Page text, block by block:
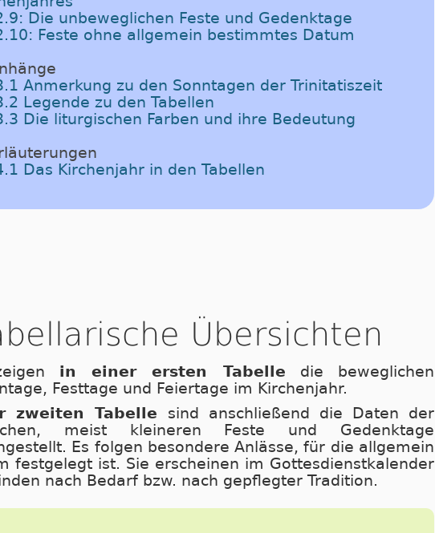
Die unbeweglichen Feste und Gedenktage
Feste ohne allgemein bestimmtes Datum
Anmerkung zu den Sonntagen der Trinitatiszeit
Legende zu den Tabellen
Die liturgischen Farben und ihre Bedeutung
Das Kirchenjahr in den Tabellen
Übersichten
in einer ersten Tabelle die beweglichen
Festtage und Feiertage im Kirchenjahr.
zweiten Tabelle sind anschließend die Daten der
meist kleineren Feste und Gedenktage
Es folgen besondere Anlässe, für die allgemein
festgelegt ist. Sie erscheinen im Got­tes­dienstkalender
nach Bedarf bzw. nach gepflegter Tradition.